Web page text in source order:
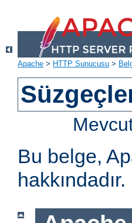
Apache > HTTP Sunucusu >
Bu belge,
hakkındadır.